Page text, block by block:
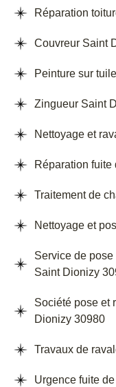
Réparation
Couvreur Saint
Peinture sur
Zingueur Saint
Nettoyage et
Réparation
Traitement de
Nettoyage et
Service de
Saint Dionizy
Société pose et
Dionizy 30980
Travaux de
Urgence fuite